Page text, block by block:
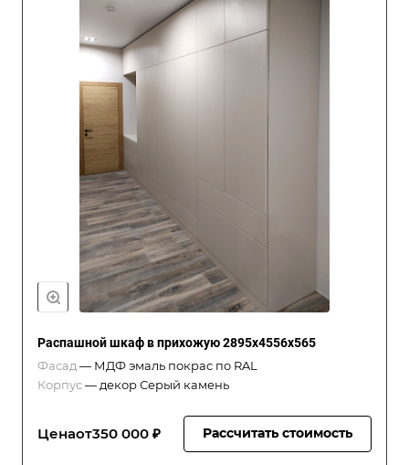
Распашной шкаф в прихожую 2895x4556x565
Фасад — МДФ эмаль покрас по RAL
Корпус— декор Серый камень
Ценаот350 000 ₽ Рассчитать стоимость